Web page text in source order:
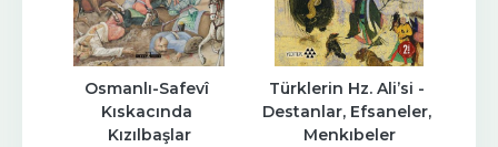
Osmanlı-Safevî
Kıskacında
Kızılbaşlar
Türklerin Hz. Ali’si -
Destanlar, Efsaneler,
Menkıbeler